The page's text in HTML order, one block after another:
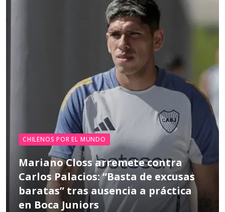
CHILENOS POR EL MUNDO
Mariano Closs arremete contra
Carlos Palacios: “Basta de excusas
baratas” tras ausencia a práctica
en Boca Juniors